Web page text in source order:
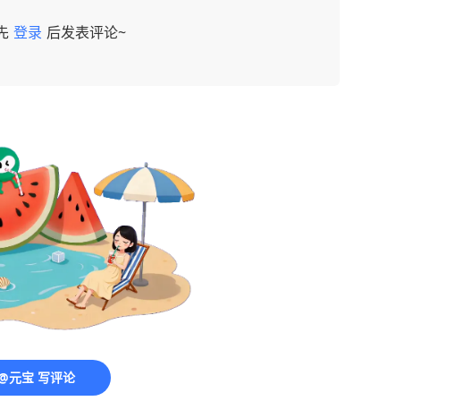
登录 后发表评论~
元宝 写评论